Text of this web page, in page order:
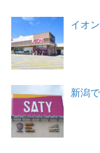
イオ
新潟